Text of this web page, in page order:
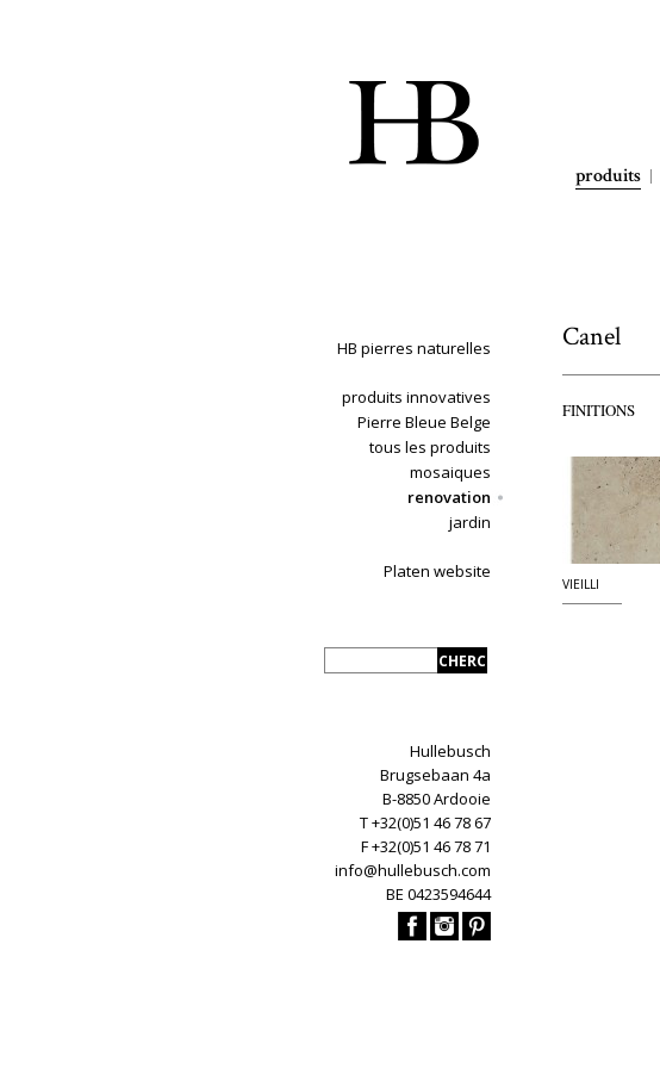
produits
HB pierres naturelles
produits innovatives
Pierre Bleue Belge
tous les produits
mosaiques
renovation
jardin
Platen website
Hullebusch
Brugsebaan 4a
B-8850 Ardooie
T +32(0)51 46 78 67
F +32(0)51 46 78 71
info@hullebusch.com
BE 0423594644
Canel
FINITIONS
VIEILLI